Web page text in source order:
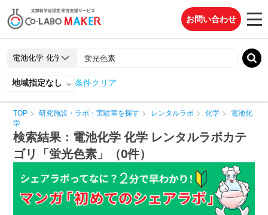
お問い合わせ
地域指定なし 条件クリア
TOP 研究施設・ラボ・実験室を探す レンタルラボ 化学
電池化
学
検索結果：電池化学 化学 レンタルラボカテ
ゴリ「蛍光色素」（0件）